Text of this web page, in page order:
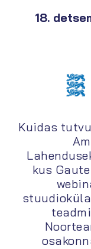
18.
Kuidas
kus